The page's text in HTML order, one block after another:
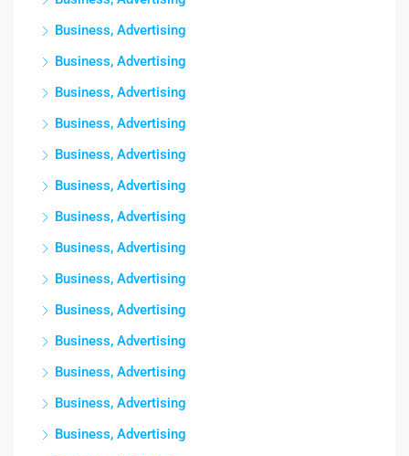
Business, Advertising
Business, Advertising
Business, Advertising
Business, Advertising
Business, Advertising
Business, Advertising
Business, Advertising
Business, Advertising
Business, Advertising
Business, Advertising
Business, Advertising
Business, Advertising
Business, Advertising
Business, Advertising